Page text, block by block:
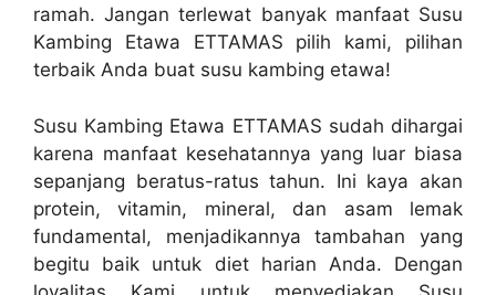
ramah. Jangan terlewat banyak manfaat Susu
Kambing Etawa ETTAMAS pilih kami, pilihan
terbaik Anda buat susu kambing etawa!
Susu Kambing Etawa ETTAMAS sudah dihargai
karena manfaat kesehatannya yang luar biasa
sepanjang beratus-ratus tahun. Ini kaya akan
protein, vitamin, mineral, dan asam lemak
fundamental, menjadikannya tambahan yang
begitu baik untuk diet harian Anda. Dengan